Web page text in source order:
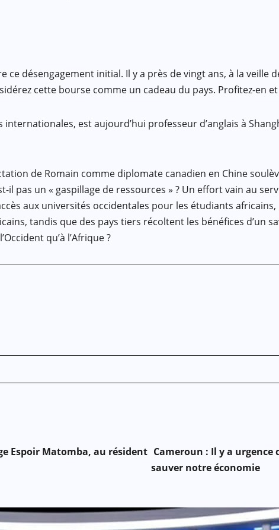
ce désengagement initial. Il y a près de vingt ans, à la
cette bourse comme un cadeau du pays. Profitez-en
est aujourd’hui professeur d’anglais à
de Romain comme diplomate canadien en Chine
il pas un « gaspillage de ressources » ? Un effort vain au
aux universités occidentales pour les étudiants
tandis que des pays tiers récoltent les bénéfices d’un
qu’à l’Afrique ?
Espoir Matomba, au résident Cameroun : Il y a
sauver notre économie